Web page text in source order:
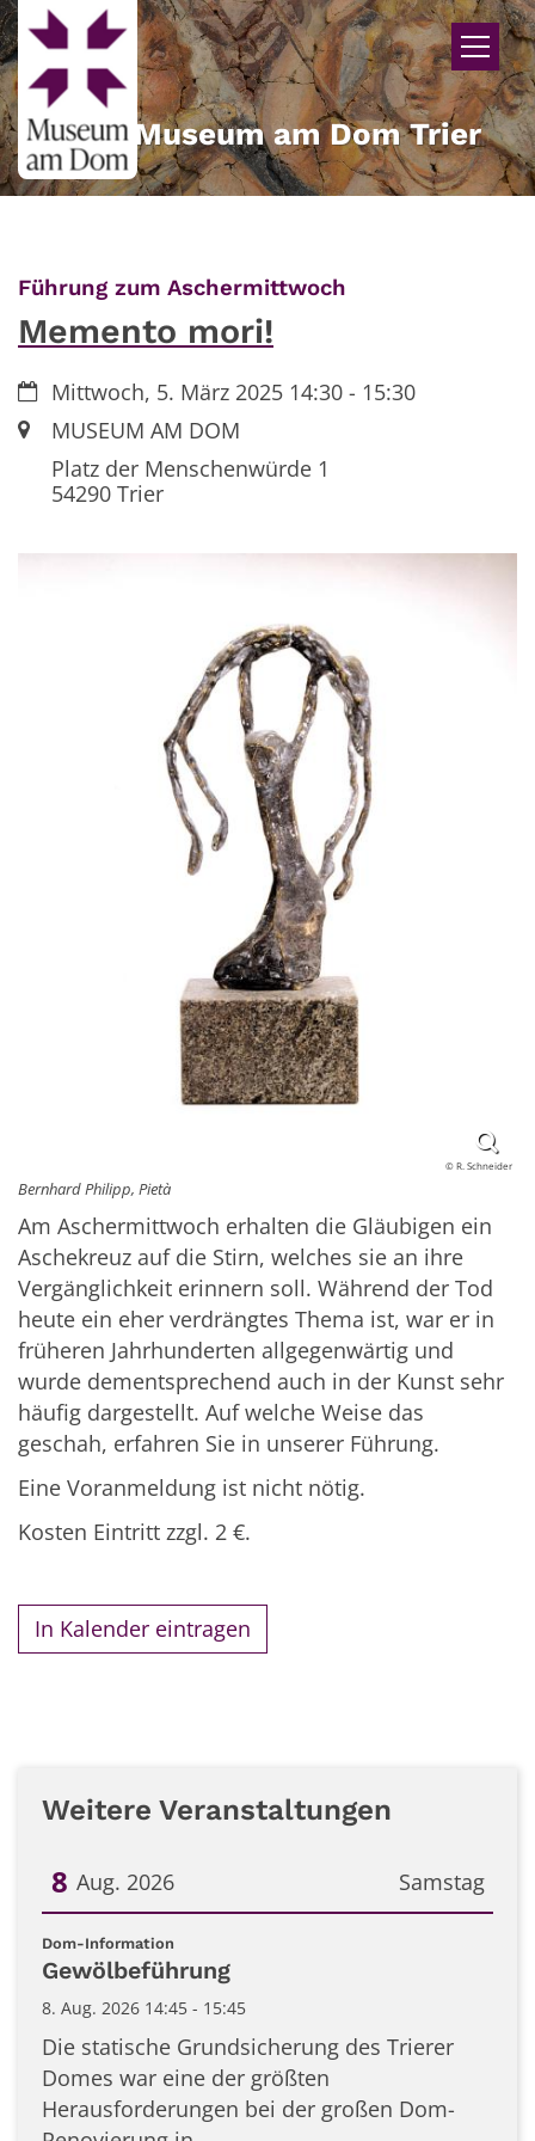
Zum Inhalt springen
Museum am Dom Trier
Führung zum Aschermittwoch
Memento mori!
Datum:Mittwoch, 5. März 2025 14:30 - 15:30
Ort:MUSEUM AM DOM
Platz der Menschenwürde 1
54290Trier
© R. Schneider
Bernhard Philipp, Pietà
Am Aschermittwoch erhalten die Gläubigen ein
Aschekreuz auf die Stirn, welches sie an ihre
Vergänglichkeit erinnern soll. Während der Tod
heute ein eher verdrängtes Thema ist, war er in
früheren Jahrhunderten allgegenwärtig und
wurde dementsprechend auch in der Kunst sehr
häufig dargestellt. Auf welche Weise das
geschah, erfahren Sie in unserer Führung.
Eine Voranmeldung ist nicht nötig.
Kosten Eintritt zzgl. 2 €.
In Kalender eintragen
Weitere Veranstaltungen
Samstag
8 Aug. 2026
Datum: 8. August 2026
Dom-Information
Gewölbeführung
8. Aug. 2026 14:45 - 15:45
Die statische Grundsicherung des Trierer
Domes war eine der größten
Herausforderungen bei der großen Dom-